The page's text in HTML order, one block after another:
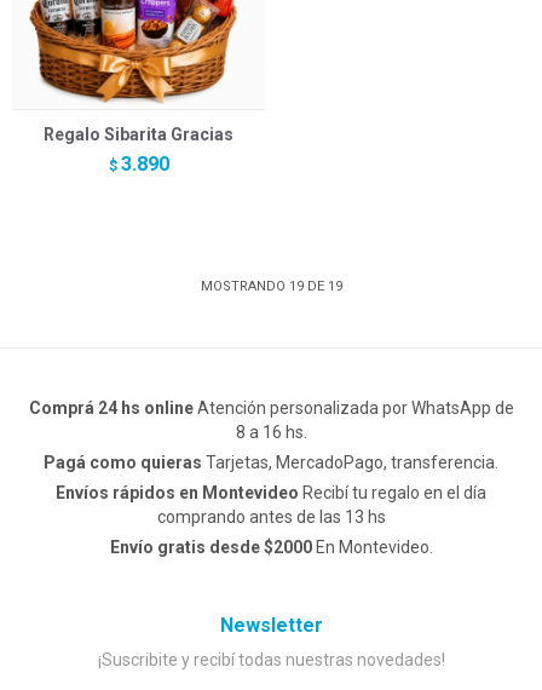
Regalo Sibarita Gracias
$ 3.890
MOSTRANDO 19DE 19
Comprá 24 hs onlineAtención personalizada por WhatsApp de
8 a 16 hs.
Pagá como quieras Tarjetas, MercadoPago, transferencia.
Envíos rápidos en Montevideo Recibí tu regalo en el día
comprando antes de las 13 hs
Envío gratis desde $2000En Montevideo.
Newsletter
¡Suscribite y recibí todas nuestras novedades!